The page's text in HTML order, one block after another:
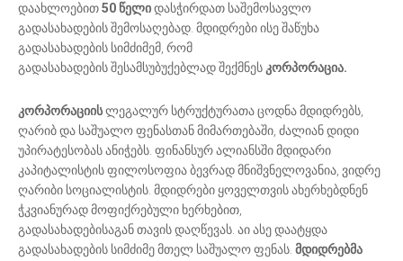
დაახლოებით50 წელიდასჭირდათ საშემოსავლო
გადასახადების შემოსაღებად. მდიდრები ისე შაწუხა
გადასახადების სიმძიმემ, რომ
გადასახადების შესამსუბუქებლად შექმნეს კორპორაცია.
კორპორაციისლეგალურ სტრუქტურათა ცოდნა მდიდრებს,
ღარიბ და საშუალო ფენასთან მიმართებაში, ძალიან დიდი
უპირატესობას ანიჭებს. ფინანსურ ალიანსში მდიდარი
კაპიტალისტის ფილოსოფია ბევრად მნიშვნელოვანია, ვიდრე
ღარიბი სოციალისტის. მდიდრები ყოველთვის ახერხებდნენ
ჭკვიანურად მოფიქრებული ხერხებით,
გადასახადებისაგან თავის დაღწევას. აი ასე დაატყდა
გადასახადების სიმძიმე მთელ საშუალო ფენას. მდიდრებმა